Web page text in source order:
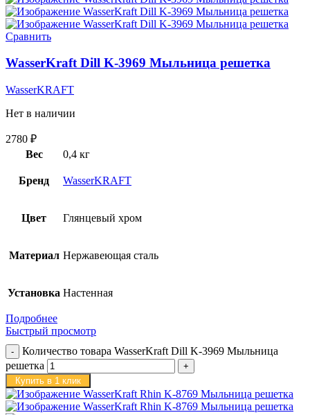
Сравнить
WasserKraft Dill K-3969 Мыльница решетка
WasserKRAFT
Нет в наличии
2780 ₽
Вес
0,4 кг
Бренд WasserKRAFT
Цвет Глянцевый хром
Материал Нержавеющая сталь
Установка Настенная
Подробнее
Быстрый просмотр
Количество товара WasserKraft Dill K-3969 Мыльница
решетка
Купить в 1 клик